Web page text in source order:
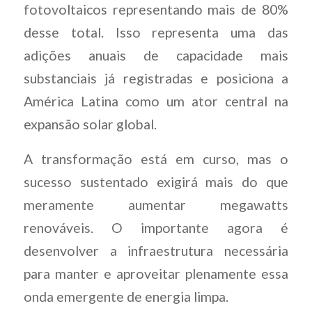
fotovoltaicos representando mais de 80%
desse total. Isso representa uma das
adições anuais de capacidade mais
substanciais já registradas e posiciona a
América Latina como um ator central na
expansão solar global.
A transformação está em curso, mas o
sucesso sustentado exigirá mais do que
meramente aumentar megawatts
renováveis. O importante agora é
desenvolver a infraestrutura necessária
para manter e aproveitar plenamente essa
onda emergente de energia limpa.